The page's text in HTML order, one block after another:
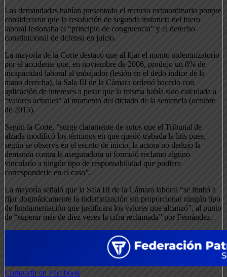
Las demandadas habían presentado el recurso extraordinario porque
consideraron que la resolución de segunda instancia del fuero
laboral lesionaba el “principio de congruencia” y el derecho
constitucional de defensa en juicio.
La mayoría de la Corte destacó que al fijar el monto indemnizatorio
por el accidente que, en noviembre de 2006, produjo un 8% de
incapacidad laboral al trabajador (lesión en el dedo índice de la
mano derecha), la Sala III de la Cámara ordenó hacerlo con
aplicación de intereses a pesar que la misma había sido calculada a
“valores actuales” al momento del dictado de la sentencia (octubre
de 2015).
Según la Corte, “surge claramente de autos que el Tribunal de
alzada modificó los términos en que quedó trabada la litis pues,
según se observa en el escrito de inicio, la actora no dedujo la
demanda contra la aseguradora ni formuló reclamo alguno
vinculado a ningún tipo de responsabilidad que pudiera
corresponderle en el caso”.
La mayoría señaló que la Sala III de la Cámara laboral “se limitó a
fijar dogmáticamente la indemnización sin proporcionar ningún tipo
de fundamentación que justificara los valores que alcanzó”, al punto
de “superar más de diez veces la cifra reclamada” por Fernández.
Compartir en Facebook